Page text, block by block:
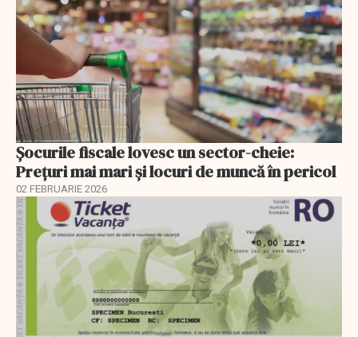
Șocurile fiscale lovesc un sector-cheie:
Prețuri mai mari și locuri de muncă în pericol
02 FEBRUARIE 2026